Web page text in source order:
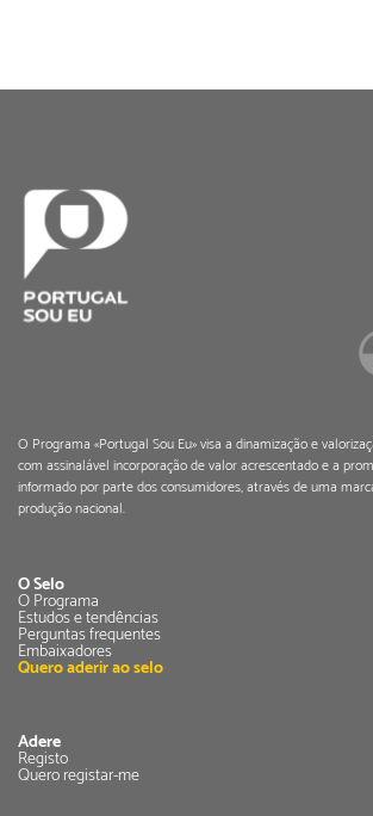
O Programa «Portugal Sou Eu» visa a dinamização e
com assinalável incorporação de valor acrescentado e a
informado por parte dos consumidores, através de uma
produção nacional.
O Selo
O Programa
Estudos e tendências
Perguntas frequentes
Embaixadores
Quero aderir ao selo
Adere
Registo
Quero registar-me